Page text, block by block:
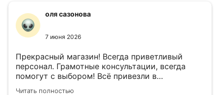
оля сазонова
7 июня 2026
Прекрасный магазин! Всегда приветливый
персонал. Грамотные консультации, всегда
помогут с выбором! Всё привезли в
назначенный день!
Читать полностью